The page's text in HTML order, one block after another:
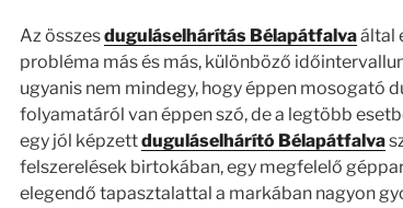
Az összesduguláselhárítás Bélapátfalvaáltal
probléma más és más, különböző
ugyanis nem mindegy, hogy éppen mosogató
folyamatáról van éppen szó, de a legtöbb
egy jól képzettduguláselhárító Bélapátfalva
felszerelések birtokában, egy megfelelő
elegendő tapasztalattal a markában nagyon